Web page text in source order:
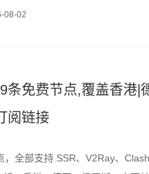
以下
08-02
条免费节点,覆盖香港|
阅链接
，全部支持 SSR、V2Ray、